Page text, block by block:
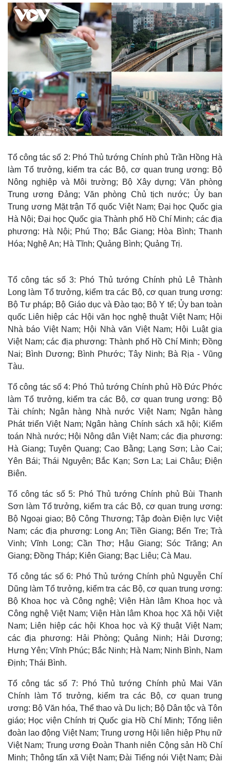
Thế giới
Quan sát
Cuộc sống đó đây
Hồ sơ
Multimedia
Video
Ảnh
E-Magazine
Infographic
Tổ công tác số 2: Phó Thủ tướng Chính phủ Trần Hồng Hà
làm Tổ trưởng, kiểm tra các Bộ, cơ quan trung ương: Bộ
Nông nghiệp và Môi trường; Bộ Xây dựng; Văn phòng
Trung ương Đảng; Văn phòng Chủ tịch nước; Ủy ban
Trung ương Mặt trận Tổ quốc Việt Nam; Đại học Quốc gia
Hà Nội; Đại học Quốc gia Thành phố Hồ Chí Minh; các địa
phương: Hà Nội; Phú Thọ; Bắc Giang; Hòa Bình; Thanh
Hóa; Nghệ An; Hà Tĩnh; Quảng Bình; Quảng Trị.
Tổ công tác số 3: Phó Thủ tướng Chính phủ Lê Thành
Long làm Tổ trưởng, kiểm tra các Bộ, cơ quan trung ương:
Bộ Tư pháp; Bộ Giáo dục và Đào tạo; Bộ Y tế; Ủy ban toàn
quốc Liên hiệp các Hội văn học nghệ thuật Việt Nam; Hội
Nhà báo Việt Nam; Hội Nhà văn Việt Nam; Hội Luật gia
Việt Nam; các địa phương: Thành phố Hồ Chí Minh; Đồng
Nai; Bình Dương; Bình Phước; Tây Ninh; Bà Rịa - Vũng
Tàu.
Tổ công tác số 4: Phó Thủ tướng Chính phủ Hồ Đức Phớc
làm Tổ trưởng, kiểm tra các Bộ, cơ quan trung ương: Bộ
Tài chính; Ngân hàng Nhà nước Việt Nam; Ngân hàng
Phát triển Việt Nam; Ngân hàng Chính sách xã hội; Kiểm
toán Nhà nước; Hội Nông dân Việt Nam; các địa phương:
Hà Giang; Tuyên Quang; Cao Bằng; Lạng Sơn; Lào Cai;
Yên Bái; Thái Nguyên; Bắc Kạn; Sơn La; Lai Châu; Điện
Biên.
Tổ công tác số 5: Phó Thủ tướng Chính phủ Bùi Thanh
Sơn làm Tổ trưởng, kiểm tra các Bộ, cơ quan trung ương:
Bộ Ngoại giao; Bộ Công Thương; Tập đoàn Điện lực Việt
Nam; các địa phương: Long An; Tiền Giang; Bến Tre; Trà
Vinh; Vĩnh Long; Cần Thơ; Hậu Giang; Sóc Trăng; An
Giang; Đồng Tháp; Kiên Giang; Bạc Liêu; Cà Mau.
Tổ công tác số 6: Phó Thủ tướng Chính phủ Nguyễn Chí
Dũng làm Tổ trưởng, kiểm tra các Bộ, cơ quan trung ương:
Bộ Khoa học và Công nghệ; Viện Hàn lâm Khoa học và
Công nghệ Việt Nam; Viện Hàn lâm Khoa học Xã hội Việt
Nam; Liên hiệp các hội Khoa học và Kỹ thuật Việt Nam;
các địa phương: Hải Phòng; Quảng Ninh; Hải Dương;
Hưng Yên; Vĩnh Phúc; Bắc Ninh; Hà Nam; Ninh Bình, Nam
Định; Thái Bình.
Tổ công tác số 7: Phó Thủ tướng Chính phủ Mai Văn
Chính làm Tổ trưởng, kiểm tra các Bộ, cơ quan trung
ương: Bộ Văn hóa, Thể thao và Du lịch; Bộ Dân tộc và Tôn
giáo; Học viện Chính trị Quốc gia Hồ Chí Minh; Tổng liên
đoàn lao động Việt Nam; Trung ương Hội liên hiệp Phụ nữ
Việt Nam; Trung ương Đoàn Thanh niên Cộng sản Hồ Chí
Minh; Thông tấn xã Việt Nam; Đài Tiếng nói Việt Nam; Đài